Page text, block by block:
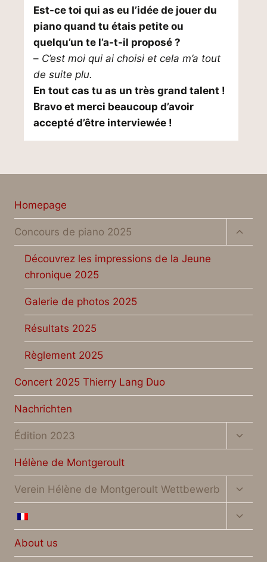
Est-ce toi qui as eu l’idée de jouer du
piano quand tu étais petite ou
quelqu’un te l’a-t-il proposé ?
– C’est moi qui ai choisi et cela m’a tout
de suite plu.
En tout cas tu as un très grand talent !
Bravo et merci beaucoup d’avoir
accepté d’être interviewée !
Homepage
Concours de piano 2025
Découvrez les impressions de la Jeune
chronique 2025
Galerie de photos 2025
Résultats 2025
Règlement 2025
Concert 2025 Thierry Lang Duo
Nachrichten
Édition 2023
Hélène de Montgeroult
Verein Hélène de Montgeroult Wettbewerb
About us